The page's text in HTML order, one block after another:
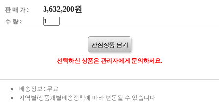
판 매 가 : 3,632,200원
수 량 :
관심상품 담기
선택하신 상품은 관리자에게 문의하세요.
배송정보 : 무료
지역별/상품개별배송정책에 따라 변동될 수 있습니다